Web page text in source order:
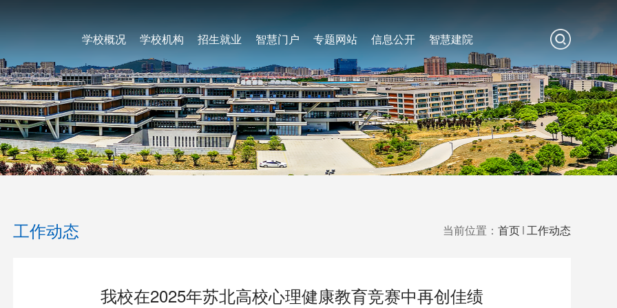
学校概况 学校机构 招生就业 智慧门户 专题网站 信息公开 智慧建院
工作动态 当前位置： 首页 工作动态
我校在2025年苏北高校心理健康教育竞赛中再创佳绩